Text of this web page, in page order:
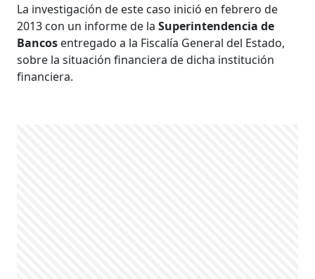
La investigación de este caso inició en febrero de
2013 con un informe de laSuperintendencia de
Bancos entregado a la Fiscalía General del Estado,
sobre la situación financiera de dicha institución
financiera.